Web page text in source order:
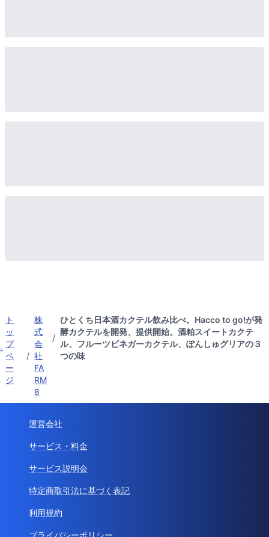
ト
ッ
プ
ペ
ー
ジ
/
株
式
会
社
FA
RM
8
/
ひとくち日本酒カクテル飲み比べ。Hacco to go!が発
酵カクテルを開発、提供開始。酒粕スイートカクテ
ル、フルーツビネガーカクテル、ぽんしゅグリアの３
つの味
運営会社
サービス・料金
サービス説明会
特定商取引法に基づく表記
利用規約
プライバシーポリシー